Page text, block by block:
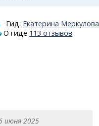
Гид: Екатерина Меркулова
О гиде 113 отзывов
июня 2025